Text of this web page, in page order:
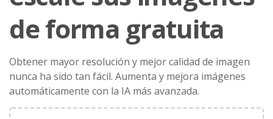
de forma gratuita
Obtener mayor resolución y mejor calidad de imagen
nunca ha sido tan fácil. Aumenta y mejora imágenes
automáticamente con la IA más avanzada.